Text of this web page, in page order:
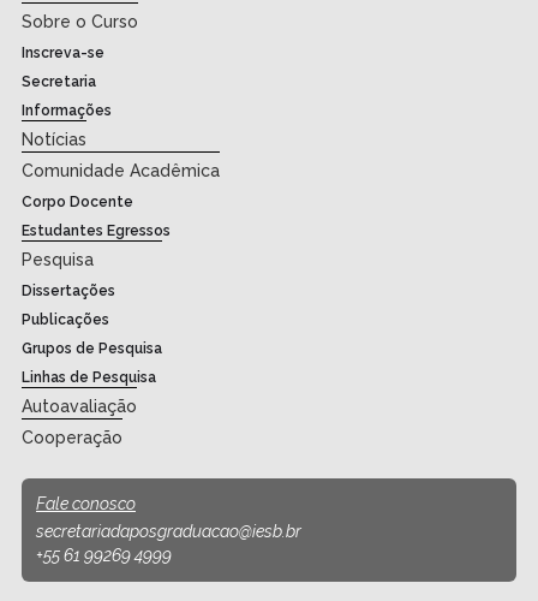
Sobre o Curso
Inscreva-se
Secretaria
Informações
Notícias
Comunidade Acadêmica
Corpo Docente
Estudantes Egressos
Pesquisa
Dissertações
Publicações
Grupos de Pesquisa
Linhas de Pesquisa
Autoavaliação
Cooperação
Fale conosco
secretariadaposgraduacao@iesb.br
+55 61 99269 4999